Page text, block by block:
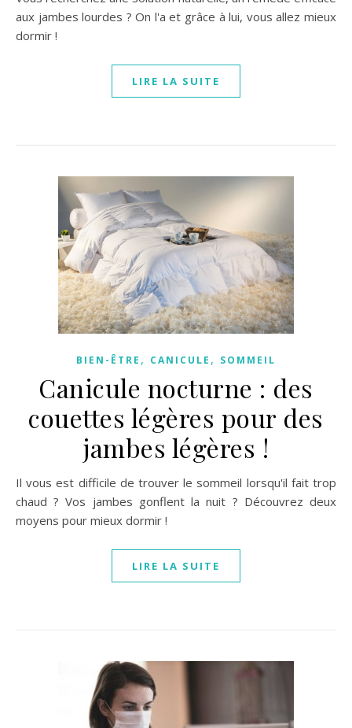
aux jambes lourdes ? On l'a et grâce à lui, vous allez mieux
dormir !
LIRE LA SUITE
BIEN-ÊTRE , CANICULE , SOMMEIL
Canicule nocturne : des
couettes légères pour des
jambes légères !
Il vous est difficile de trouver le sommeil lorsqu'il fait trop
chaud ? Vos jambes gonflent la nuit ? Découvrez deux
moyens pour mieux dormir !
LIRE LA SUITE